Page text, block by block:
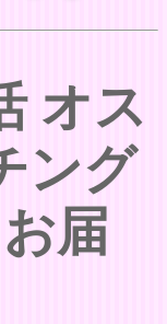
オス
ング
届